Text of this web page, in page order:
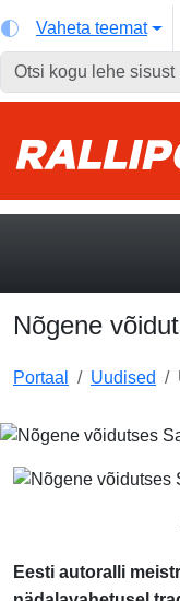
Vaheta teemat
Nõgene
Portaal Uudised
Eesti autoralli